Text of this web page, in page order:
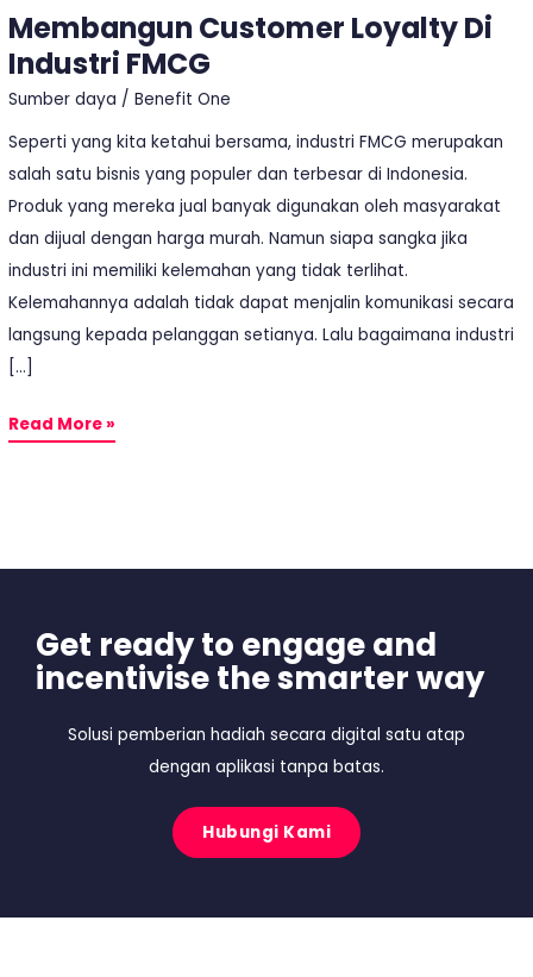
Membangun Customer Loyalty Di
Industri FMCG
Sumber daya /Benefit One
Seperti yang kita ketahui bersama, industri FMCG merupakan
salah satu bisnis yang populer dan terbesar di Indonesia.
Produk yang mereka jual banyak digunakan oleh masyarakat
dan dijual dengan harga murah. Namun siapa sangka jika
industri ini memiliki kelemahan yang tidak terlihat.
Kelemahannya adalah tidak dapat menjalin komunikasi secara
langsung kepada pelanggan setianya. Lalu bagaimana industri
[…]
Read More »
Get ready to engage and
incentivise the smarter way
Solusi pemberian hadiah secara digital satu atap
dengan aplikasi tanpa batas.
Hubungi Kami